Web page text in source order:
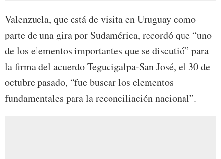
Valenzuela, que está de visita en Uruguay como
parte de una gira por Sudamérica, recordó que “uno
de los elementos importantes que se discutió” para
la firma del acuerdo Tegucigalpa-San José, el 30 de
octubre pasado, “fue buscar los elementos
fundamentales para la reconciliación nacional”.